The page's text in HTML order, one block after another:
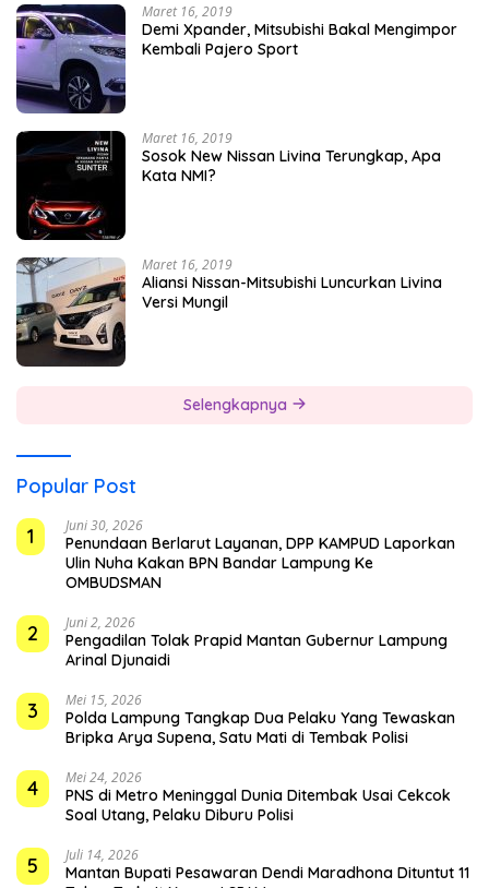
Maret 16, 2019
Demi Xpander, Mitsubishi Bakal Mengimpor
Kembali Pajero Sport
Maret 16, 2019
Sosok New Nissan Livina Terungkap, Apa
Kata NMI?
Maret 16, 2019
Aliansi Nissan-Mitsubishi Luncurkan Livina
Versi Mungil
Selengkapnya
Popular Post
1
Juni 30, 2026
Penundaan Berlarut Layanan, DPP KAMPUD Laporkan
Ulin Nuha Kakan BPN Bandar Lampung Ke
OMBUDSMAN
2 Juni 2, 2026
Pengadilan Tolak Prapid Mantan Gubernur Lampung
Arinal Djunaidi
3 Mei 15, 2026
Polda Lampung Tangkap Dua Pelaku Yang Tewaskan
Bripka Arya Supena, Satu Mati di Tembak Polisi
4 Mei 24, 2026
PNS di Metro Meninggal Dunia Ditembak Usai Cekcok
Soal Utang, Pelaku Diburu Polisi
5 Juli 14, 2026
Mantan Bupati Pesawaran Dendi Maradhona Dituntut 11